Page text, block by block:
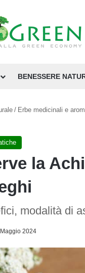
BENESSERE
/ Erbe medicinali e
la
modalità di
2024